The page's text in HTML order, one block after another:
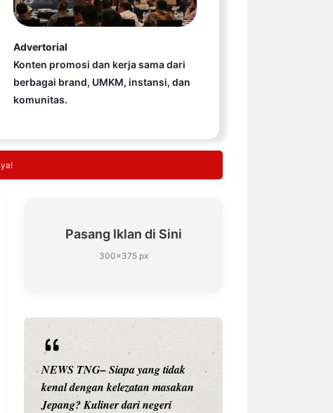
Advertorial
Konten promosi dan kerja sama dari
berbagai brand, UMKM, instansi, dan
komunitas.
Pasang Iklan di Sini
300×375 px
NEWS TNG– Siapa yang tidak
kenal dengan kelezatan masakan
Jepang? Kuliner dari negeri